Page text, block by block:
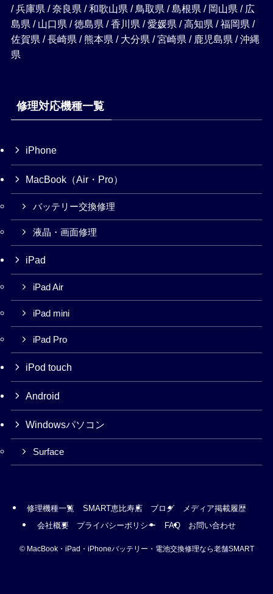
/ 兵庫県 / 奈良県 / 和歌山県 / 鳥取県 / 島根県 / 岡山県 / 広
島県 / 山口県 / 徳島県 / 香川県 / 愛媛県 / 高知県 / 福岡県 /
佐賀県 / 長崎県 / 熊本県 / 大分県 / 宮崎県 / 鹿児島県 / 沖縄
県
修理対応機種一覧
iPhone
MacBook（Air・Pro）
バッテリー交換修理
液晶・画面修理
iPad
iPad Air
iPad mini
iPad Pro
iPod touch
Android
Windowsパソコン
Surface
修理機種一覧 SMART恵比寿店 ブログ
メディア掲載履歴
会社概要
プライバシーポリシー FAQ お問い合わせ
© MacBook・iPad・iPhoneバッテリー・電池交換修理なら老舗SMART